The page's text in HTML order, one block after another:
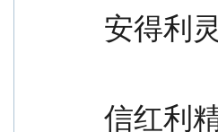
安得利
信红利